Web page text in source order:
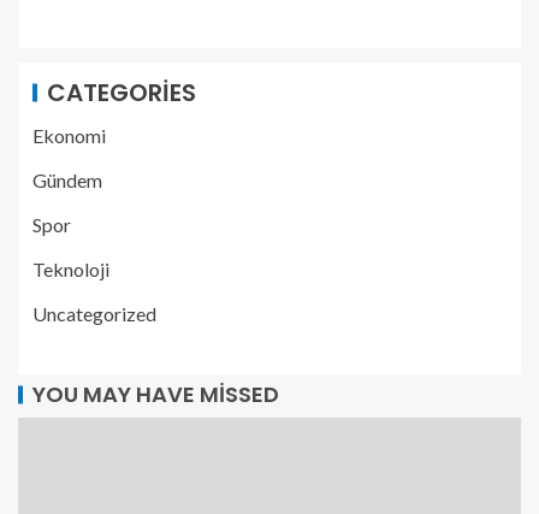
CATEGORIES
Ekonomi
Gündem
Spor
Teknoloji
Uncategorized
YOU MAY HAVE MISSED